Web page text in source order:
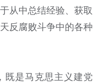
从中总结经验、获取
反腐败斗争中的各种
既是马克思主义建党